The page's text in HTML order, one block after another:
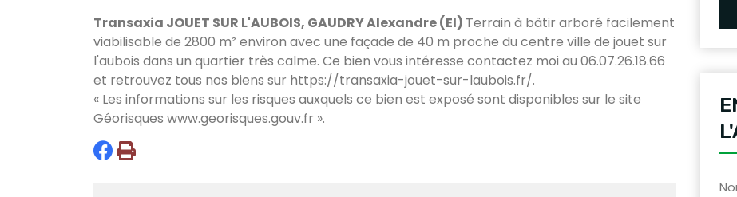
Transaxia JOUET SUR L'AUBOIS, GAUDRY Alexandre (EI) Terrain à bâtir arboré facilement
viabilisable de 2800 m² environ avec une façade de 40 m proche du centre ville de jouet sur
l'aubois dans un quartier très calme. Ce bien vous intéresse contactez moi au 06.07.26.18.66
et retrouvez tous nos biens sur https://transaxia-jouet-sur-laubois.fr/.
« Les informations sur les risques auxquels ce bien est exposé sont disponibles sur le site
Géorisques www.georisques.gouv.fr ».